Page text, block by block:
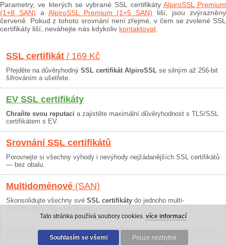
Parametry, ve kterých se vybrané SSL certifikáty AlpiroSSL Premium
(1+8 SAN) a AlpiroSSL Premium (1+5 SAN) liší, jsou zvýrazněny
červeně. Pokud z tohoto srovnání není zřejmé, v čem se zvolené SSL
certifikáty liší, neváhejte nás kdykoliv kontaktovat
SSL certifikát / 169 Kč
Přejděte na důvěryhodný SSL certifikát AlpiroSSL se silným až 256-bit
šifrováním a ušetřete.
EV SSL certifikáty
Chraňte svou reputaci a zajistěte maximální důvěryhodnost s TLS/SSL
certifikátem s EV.
Srovnání SSL certifikátů
Porovnejte si všechny výhody i nevýhody nejžádanějších SSL certifikátů
— bez obalu.
Multidoménové (SAN)
Skonsolidujte všechny své SSL certifikáty do jednoho multi-
Obchodní podmínky|30 dní záruka
Tato stránka používá soubory cookies. více informací
Souhlasím se všemi Pouze nezbytné